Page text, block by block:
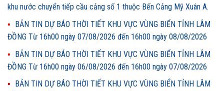
khu nước chuyển tiếp cầu cảng số 1 thuộc Bến Cảng Mỹ Xuân A.
BẢN TIN DỰ BÁO THỜI TIẾT KHU VỰC VÙNG BIỂN TỈNH LÂM
ĐỒNG Từ 16h00 ngày 07/08/2026 đến 16h00 ngày 08/08/2026
BẢN TIN DỰ BÁO THỜI TIẾT KHU VỰC VÙNG BIỂN TỈNH LÂM
ĐỒNG Từ 16h00 ngày 06/08/2026 đến 16h00 ngày 07/08/2026
BẢN TIN DỰ BÁO THỜI TIẾT KHU VỰC VÙNG BIỂN TỈNH LÂM